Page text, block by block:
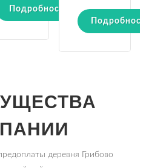
Подробности
деревня Грибово